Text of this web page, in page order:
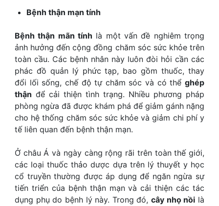
Bệnh thận mạn tính
Bệnh thận mãn tính là một vấn đề nghiêm trọng
ảnh hưởng đến cộng đồng chăm sóc sức khỏe trên
toàn cầu. Các bệnh nhân này luôn đòi hỏi cần các
phác đồ quản lý phức tạp, bao gồm thuốc, thay
đổi lối sống, chế độ tự chăm sóc và có thể ghép
thận để cải thiện tình trạng. Nhiều phương pháp
phòng ngừa đã được khám phá để giảm gánh nặng
cho hệ thống chăm sóc sức khỏe và giảm chi phí y
tế liên quan đến bệnh thận mạn.
Ở châu Á và ngày càng rộng rãi trên toàn thế giới,
các loại thuốc thảo dược dựa trên lý thuyết y học
cổ truyền thường được áp dụng để ngăn ngừa sự
tiến triển của bệnh thận mạn và cải thiện các tác
dụng phụ do bệnh lý này. Trong đó,cây nhọ nồi là